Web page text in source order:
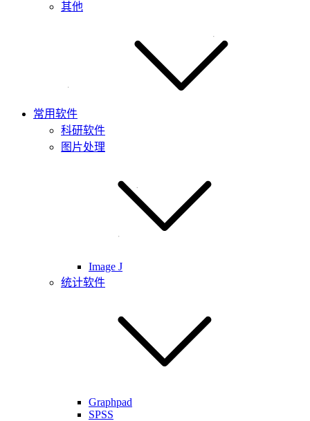
其他
常用软件
科研软件
图片处理
Image J
统计软件
Graphpad
SPSS